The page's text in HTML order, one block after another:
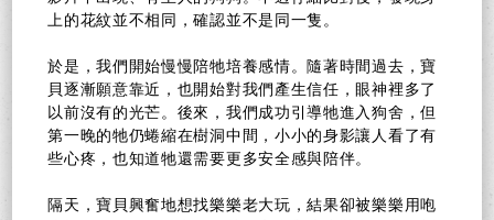
上的花紋並不相同，確認並不是同一隻。
於是，我們開始慢慢陪牠培養感情。隨著時間過去，寶
貝逐漸願意靠近，也開始對我們產生信任，眼神裡多了
以前沒有的光芒。後來，我們成功引導牠進入狗舍，但
第一晚的牠仍蜷縮在樹洞中間，小小的身影讓人看了有
些心疼，也知道牠還需要更多安全感與陪伴。
隔天，寶貝興奮地想找樂樂老大玩，結果卻被樂樂用咆